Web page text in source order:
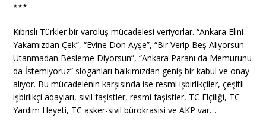
***
Kıbrıslı Türkler bir varoluş mücadelesi veriyorlar. “Ankara Elini
Yakamızdan Çek”, “Evine Dön Ayşe”, “Bir Verip Beş Alıyorsun
Utanmadan Besleme Diyorsun”, “Ankara Paranı da Memurunu
da İstemiyoruz” sloganları halkımızdan geniş bir kabul ve onay
alıyor. Bu mücadelenin karşısında ise resmi işbirlikçiler, çeşitli
işbirlikçi adayları, sivil faşistler, resmi faşistler, TC Elçiliği, TC
Yardım Heyeti, TC asker-sivil bürokrasisi ve AKP var…